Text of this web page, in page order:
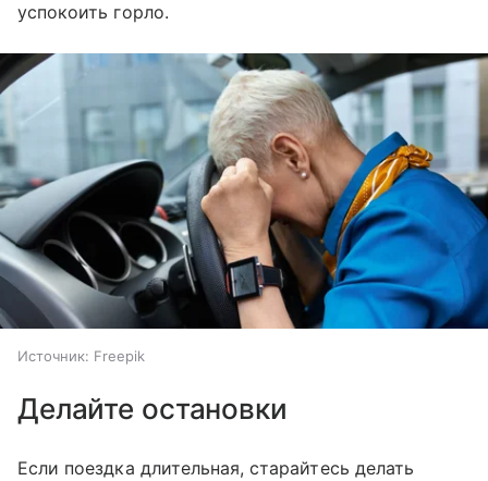
успокоить горло.
Источник: Freepik
Делайте остановки
Если поездка длительная, старайтесь делать